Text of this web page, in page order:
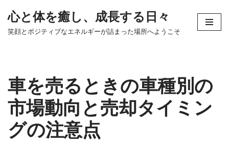
コ
ツ
へ
ス
キ
ッ
プ
心と体を癒し、成長する日々
笑顔とポジティブなエネルギーが詰まった場所へようこそ
車を売るときの車種別の
市場動向と売却タイミン
グの注意点